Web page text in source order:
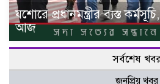
যশোরে প্রধানমন্ত্রীর ব্যস্ত
আজ
সর্বশেষ
জনপ্রিয় খবর